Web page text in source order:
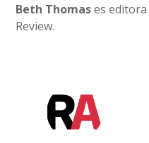
Beth Thomases
Review.